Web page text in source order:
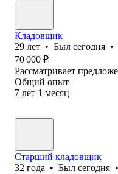
Кладовщик
29 лет • Был сегодня •
70 000 ₽
Рассматривает
Общий опыт
7 лет 1 месяц
Старший кладовщик
32 года • Был сегодня •